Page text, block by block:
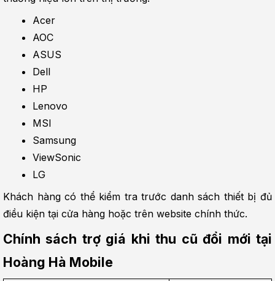
Acer
AOC
ASUS
Dell
HP
Lenovo
MSI
Samsung
ViewSonic
LG
Khách hàng có thể kiểm tra trước danh sách thiết bị đủ
điều kiện tại cửa hàng hoặc trên website chính thức.
Chính sách trợ giá khi thu cũ đổi mới tại
Hoàng Hà Mobile